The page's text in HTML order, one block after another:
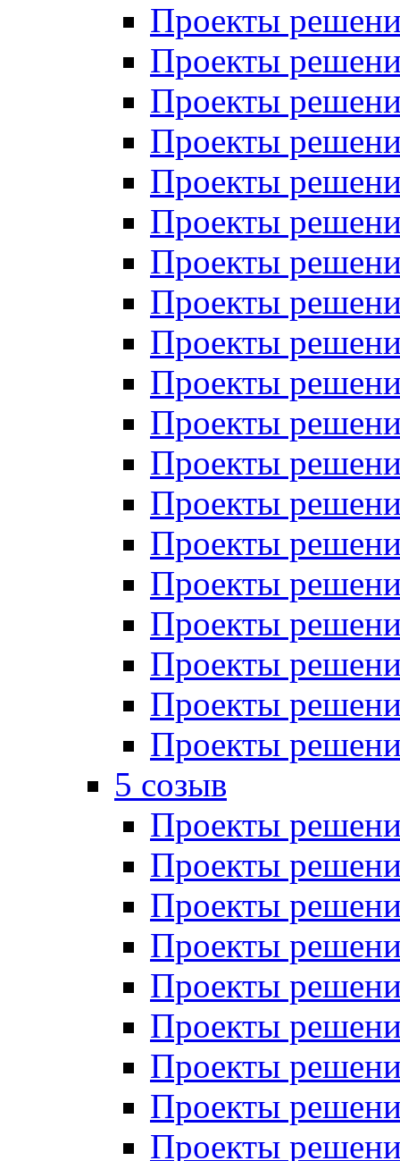
Проекты
Проекты
Проекты
Проекты
Проекты
Проекты
Проекты
Проекты
Проекты
Проекты
Проекты
Проекты
Проекты
Проекты
Проекты
Проекты
Проекты
Проекты
Проекты
5 созыв
Проекты
Проекты
Проекты
Проекты
Проекты
Проекты
Проекты
Проекты
Проекты